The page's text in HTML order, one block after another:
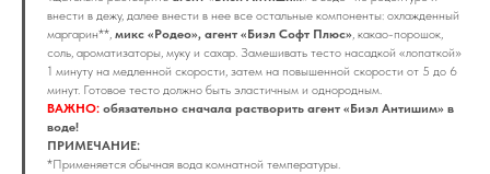
внести в дежу, далее внести в нее все остальные компоненты: охлажденный
маргарин**, микс «Родео», агент «Биэл Софт Плюс», какао-порошок,
соль, ароматизаторы, муку и сахар. Замешивать тесто насадкой «лопаткой»
1 минуту на медленной скорости, затем на повышенной скорости от 5 до 6
минут. Готовое тесто должно быть эластичным и однородным.
ВАЖНО: обязательно сначала растворить агент «Биэл Антишим» в
воде!
ПРИМЕЧАНИЕ:
*Применяется обычная вода комнатной температуры.